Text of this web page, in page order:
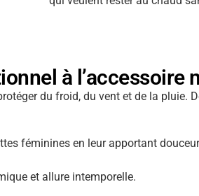
à l’accessoire
du froid, du vent et de la pluie.
féminines en leur apportant
et allure intemporelle.